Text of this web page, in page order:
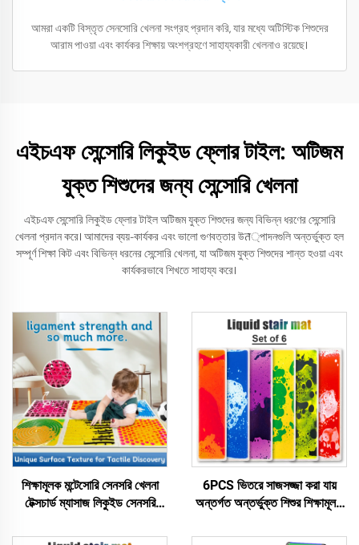
আমরা একটি বিস্তৃত সেনসোরি খেলনা সংগ্রহ প্রদান করি, যার মধ্যে অটিস্টিক শিশুদের
আরাম পাওয়া এবং কার্যকর শিক্ষায় অংশগ্রহণে সাহায্যকারী খেলনাও রয়েছে।
এইচএফ সেন্সোরি লিকুইড ফ্লোর টাইল: অটিজম
যুক্ত শিশুদের জন্য সেন্সোরি খেলনা
এইচএফ সেন্সোরি লিকুইড ফ্লোর টাইল অটিজম যুক্ত শিশুদের জন্য বিভিন্ন ধরণের সেন্সোরি
খেলনা প্রদান করে। আমাদের ব্যয়-কার্যকর এবং ভালো গুণবত্তার উत্পাদনগুলি অন্তর্ভুক্ত হল
সম্পূর্ণ শিক্ষা কিট এবং বিভিন্ন ধরনের সেন্সোরি খেলনা, যা অটিজম যুক্ত শিশুদের শান্ত হওয়া এবং
কার্যকরভাবে শিখতে সাহায্য করে।
শিক্ষামূলক মন্টেসোরি সেনসরি খেলনা
টেক্সচার্ড ম্যাসাজ লিকুইড সেনসরি
সেনসরি খেলনা অটিজম শিশুদের জন্য
6PCS ভিতরে সাজসজ্জা করা যায়
অন্তর্গত অন্তর্ভুক্ত শিশুর শিক্ষামূলক
খেলনা অটিজম শিশুদের জন্য